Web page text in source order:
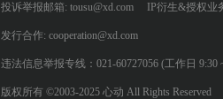
投诉举报邮箱: tousu@xd.com IP衍生&授权业
发行合作: cooperation@xd.com
违法信息举报专线：021-60727056 (工作日 9:30
版权所有 ©2003-2025 心动 All Rights Reserved